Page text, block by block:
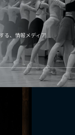
る、情報メディア